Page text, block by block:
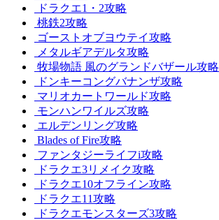
ドラクエ1・2攻略
桃鉄2攻略
ゴーストオブヨウテイ攻略
メタルギアデルタ攻略
牧場物語 風のグランドバザール攻略
ドンキーコングバナンザ攻略
マリオカートワールド攻略
モンハンワイルズ攻略
エルデンリング攻略
Blades of Fire攻略
ファンタジーライフi攻略
ドラクエ3リメイク攻略
ドラクエ10オフライン攻略
ドラクエ11攻略
ドラクエモンスターズ3攻略